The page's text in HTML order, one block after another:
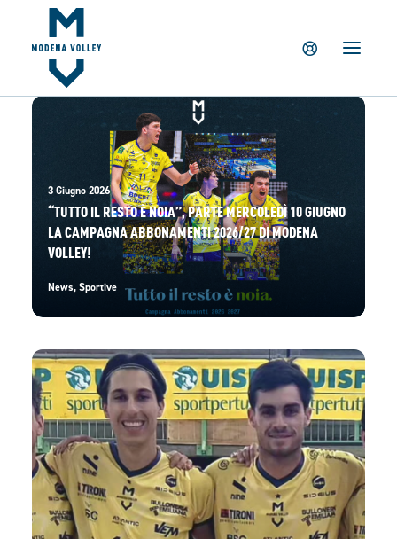
IL CLUB
NEWS
TICKETING
PALAPANINI
GIOVANILI
ACADEMY
STORE
3 Giugno 2026
“TUTTO IL RESTO È NOIA”, PARTE MERCOLEDÌ 10 GIUGNO
LA CAMPAGNA ABBONAMENTI 2026/27 DI MODENA
VOLLEY!
News,Sportive